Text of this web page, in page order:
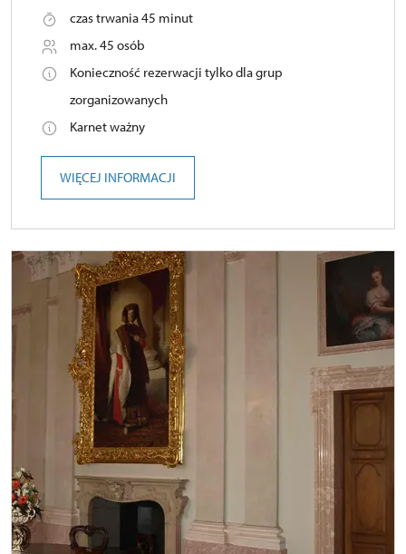
czas trwania 45 minut
max. 45 osób
Konieczność rezerwacji tylko dla grup
zorganizowanych
Karnet ważny
WIĘCEJ INFORMACJI